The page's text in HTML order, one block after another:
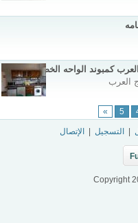
كمبوند الواحه الخضراء
العرب
5
»
التسجيل الإتصال
Copyright